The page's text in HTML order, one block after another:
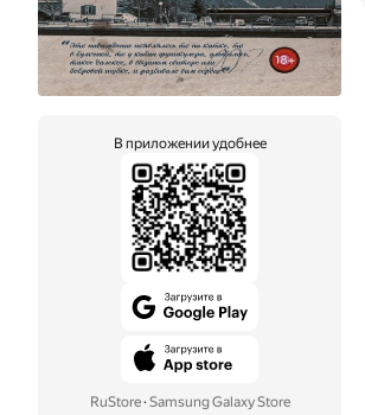
В приложении удобнее
RuStore· Samsung Galaxy Store